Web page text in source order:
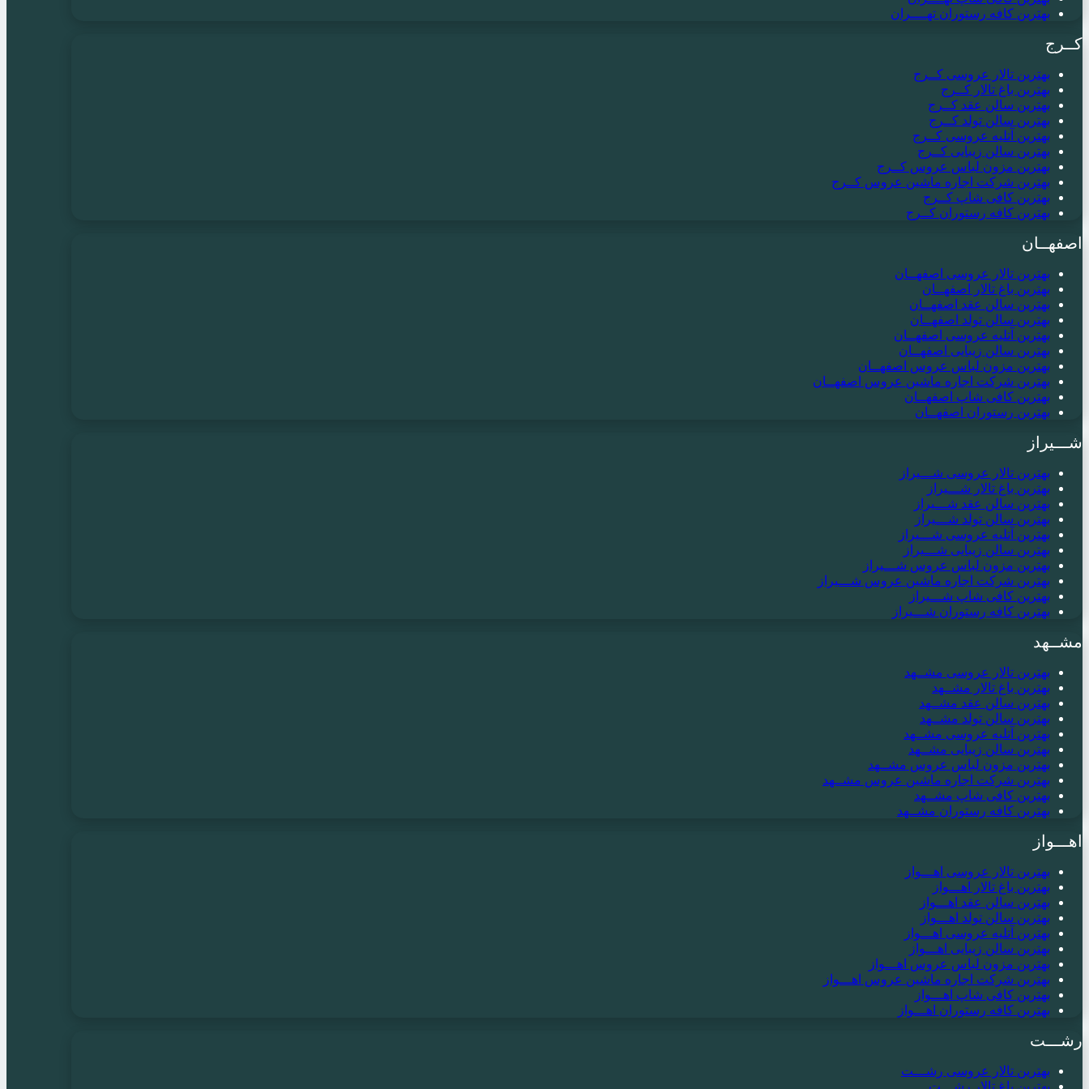
بهترین کافه رستوران تهــــران
کــرج
بهترین تالار عروسی کــرج
بهترین باغ تالار کــرج
بهترین سالن عقد کــرج
بهترین سالن تولد کــرج
بهترین آتلیه عروسی کــرج
بهترین سالن زیبایی کــرج
بهترین مزون لباس عروس کــرج
بهترین شرکت اجاره ماشین عروس کــرج
بهترین کافی شاپ کــرج
بهترین کافه رستوران کــرج
اصفهــان
بهترین تالار عروسی اصفهــان
بهترین باغ تالار اصفهــان
بهترین سالن عقد اصفهــان
بهترین سالن تولد اصفهــان
بهترین آتلیه عروسی اصفهــان
بهترین سالن زیبایی اصفهــان
بهترین مزون لباس عروس اصفهــان
بهترین شرکت اجاره ماشین عروس اصفهــان
بهترین کافی شاپ اصفهــان
بهترین رستوران اصفهــان
شـــیراز
بهترین تالار عروسی شـــیراز
بهترین باغ تالار شـــیراز
بهترین سالن عقد شـــیراز
بهترین سالن تولد شـــیراز
بهترین آتلیه عروسی شـــیراز
بهترین سالن زیبایی شـــیراز
بهترین مزون لباس عروس شـــیراز
بهترین شرکت اجاره ماشین عروس شـــیراز
بهترین کافی شاپ شـــیراز
بهترین کافه رستوران شـــیراز
مشــهد
بهترین تالار عروسی مشــهد
بهترین باغ تالار مشــهد
بهترین سالن عقد مشــهد
بهترین سالن تولد مشــهد
بهترین آتلیه عروسی مشــهد
بهترین سالن زیبایی مشــهد
بهترین مزون لباس عروس مشــهد
بهترین شرکت اجاره ماشین عروس مشــهد
بهترین کافی شاپ مشــهد
بهترین کافه رستوران مشــهد
اهـــواز
بهترین تالار عروسی اهـــواز
بهترین باغ تالار اهـــواز
بهترین سالن عقد اهـــواز
بهترین سالن تولد اهـــواز
بهترین آتلیه عروسی اهـــواز
بهترین سالن زیبایی اهـــواز
بهترین مزون لباس عروس اهـــواز
بهترین شرکت اجاره ماشین عروس اهـــواز
بهترین کافی شاپ اهـــواز
بهترین کافه رستوران اهـــواز
رشـــت
بهترین تالار عروسی رشـــت
بهترین باغ تالار رشـــت